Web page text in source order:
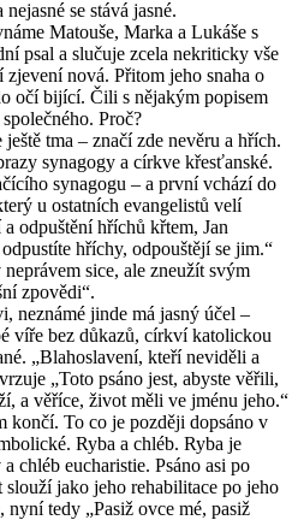
se stává jasné.
Matouše, Marka a Lukáše s
psal a slučuje zcela nekriticky vše
nová. Přitom jeho snaha o
očí bijící. Čili s nějakým popisem
Proč?
tma – značí zde nevěru a hřích.
synagogy a církve křesťanské.
synagogu – a první vchází do
u ostatních evangelistů velí
odpuštění hříchů křtem, Jan
hříchy, odpouštějí se jim.“
sice, ale zneužít svým
zpovědi“.
neznámé jinde má jasný účel –
víře bez důkazů, církví katolickou
„Blahoslavení, kteří neviděli a
„Toto psáno jest, abyste věřili,
a věříce, život měli ve jménu jeho.“
končí. To co je později dopsáno v
Ryba a chléb. Ryba je
chléb eucharistie. Psáno asi po
slouží jako jeho rehabilitace po jeho
tedy „Pasiž ovce mé, pasiž